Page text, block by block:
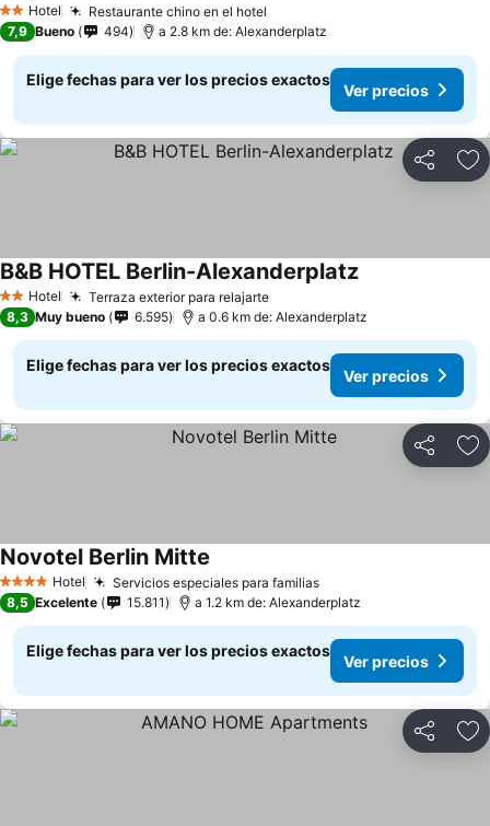
2 Estrellas
Hotel Restaurante chino en el hotel
7,9 Bueno 494 a 2.8 km de: Alexanderplatz
Elige fechas para ver los precios exactos
Ver precios
Compartir
2 Estrellas
Hotel Terraza exterior para relajarte
B&B HOTEL Berlin-Alexanderplatz
8,3 Muy bueno 6.595 a 0.6 km de: Alexanderplatz
Elige fechas para ver los precios exactos
Ver precios
Compartir
4 EstrellasHotel Servicios especiales para familias
Novotel Berlin Mitte
8,5 Excelente 15.811 a 1.2 km de: Alexanderplatz
Elige fechas para ver los precios exactos
Ver precios
Compartir